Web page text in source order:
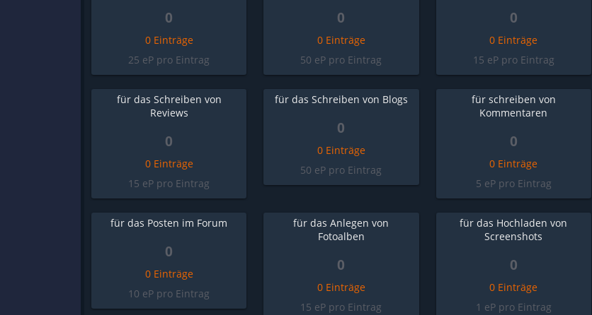
0
0 Einträge
25 eP pro Eintrag
0
0 Einträge
50 eP pro Eintrag
0
0 Einträge
15 eP pro Eintrag
für das Schreiben von
Reviews
0
0 Einträge
15 eP pro Eintrag
für das Schreiben von Blogs
0
0 Einträge
50 eP pro Eintrag
für schreiben von
Kommentaren
0
0 Einträge
5 eP pro Eintrag
für das Posten im Forum
0
0 Einträge
10 eP pro Eintrag
für das Anlegen von
Fotoalben
0
0 Einträge
15 eP pro Eintrag
für das Hochladen von
Screenshots
0
0 Einträge
1 eP pro Eintrag